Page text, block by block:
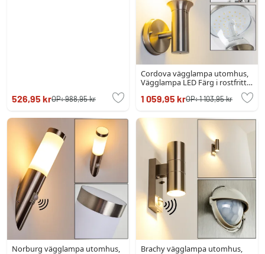
526,95 krOP:988,95 kr
Cordova vägglampa utomhus,
Vägglampa LED Färg i rostfritt
1 059,95 krOP:1 103,95 kr
Norburg vägglampa utomhus,
Brachy vägglampa utomhus,